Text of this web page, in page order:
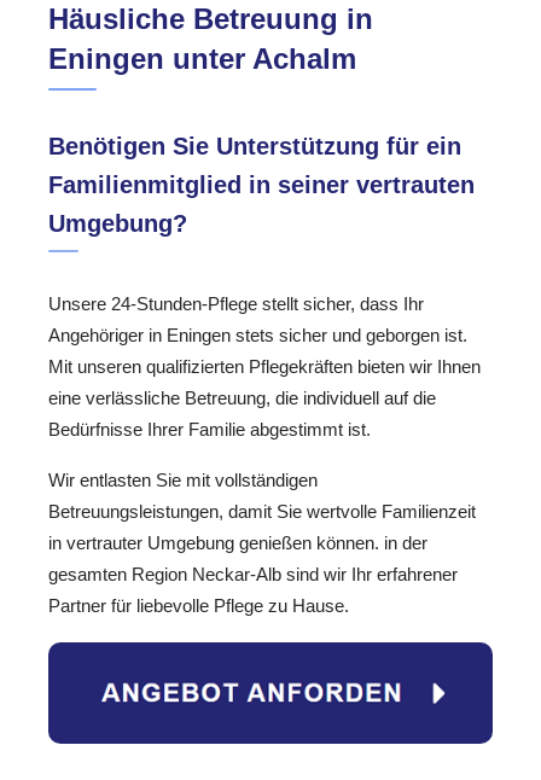
Häusliche Betreuung in
Eningen unter Achalm
Benötigen Sie Unterstützung für ein
Familienmitglied in seiner vertrauten
Umgebung?
Unsere 24-Stunden-Pflege stellt sicher, dass Ihr
Angehöriger in Eningen stets sicher und geborgen ist.
Mit unseren qualifizierten Pflegekräften bieten wir Ihnen
eine verlässliche Betreuung, die individuell auf die
Bedürfnisse Ihrer Familie abgestimmt ist.
Wir entlasten Sie mit vollständigen
Betreuungsleistungen, damit Sie wertvolle Familienzeit
in vertrauter Umgebung genießen können. in der
gesamten Region Neckar-Alb sind wir Ihr erfahrener
Partner für liebevolle Pflege zu Hause.